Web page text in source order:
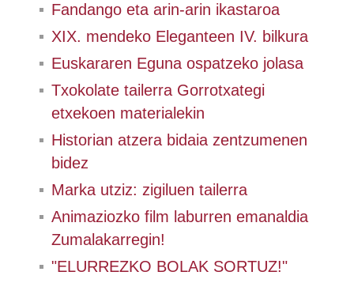
Fandango eta arin-arin ikastaroa
XIX. mendeko Eleganteen IV. bilkura
Euskararen Eguna ospatzeko jolasa
Txokolate tailerra Gorrotxategi
etxekoen materialekin
Historian atzera bidaia zentzumenen
bidez
Marka utziz: zigiluen tailerra
Animaziozko film laburren emanaldia
Zumalakarregin!
"ELURREZKO BOLAK SORTUZ!"